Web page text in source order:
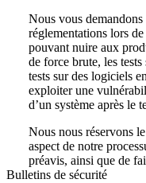
Nous vous demandons
réglementations lors
pouvant nuire aux
de force brute, les
tests sur des logiciels
exploiter une
d’un système après le
Nous nous réservons
aspect de notre
préavis, ainsi que de
Bulletins de sécurité